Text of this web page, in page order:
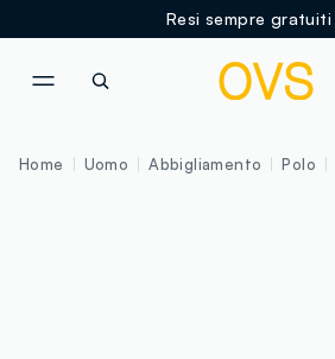
Resi sempre gratuiti
Home Uomo Abbigliamento Polo